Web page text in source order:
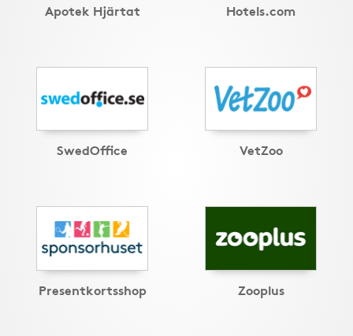
Apotek Hjärtat Hotels.com
SwedOffice VetZoo
Presentkortsshop Zooplus